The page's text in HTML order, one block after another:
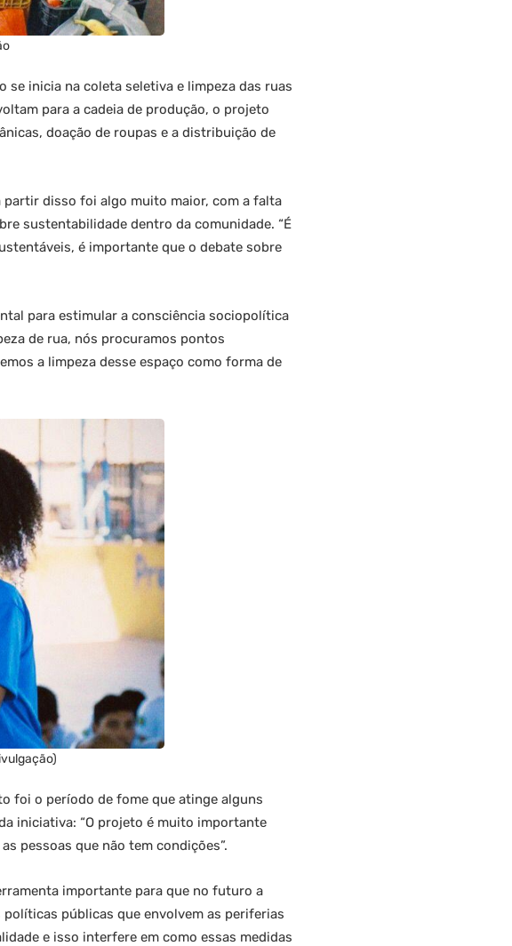
inicia na coleta seletiva e limpeza das ruas
para a cadeia de produção, o projeto
doação de roupas e a distribuição de
disso foi algo muito maior, com a falta
sustentabilidade dentro da comunidade. “É
é importante que o debate sobre
para estimular a consciência sociopolítica
de rua, nós procuramos pontos
a limpeza desse espaço como forma de
foi o período de fome que atinge alguns
iniciativa: “O projeto é muito importante
pessoas que não tem condições”.
importante para que no futuro a
públicas que envolvem as periferias
e isso interfere em como essas medidas